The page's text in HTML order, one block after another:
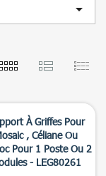

À Griffes Pour
, Céliane Ou
Pour 1 Poste Ou 2
- LEG80261